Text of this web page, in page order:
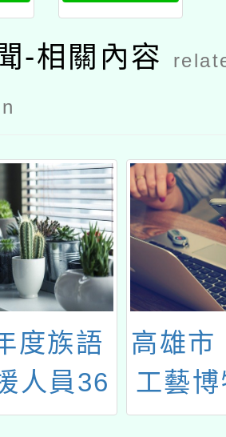
－美感心教
學：sel融
入設計公文
-相關內容
度族語
人員36
證研習
高雄市
工藝
展廳